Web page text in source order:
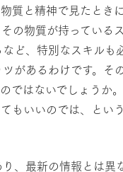
質と精神で見たと
の物質が持ってい
ど、特別なスキル
があるわけです。
ではないでしょう
もいいのでは、とい
、最新の情報とは異